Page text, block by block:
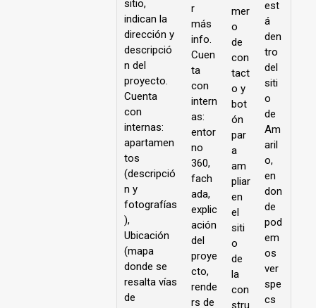
sitio,
indican la
dirección y
descripció
n del
proyecto.
Cuenta
con
internas:
apartamen
tos
(descripció
n y
fotografías
),
Ubicación
(mapa
donde se
resalta vías
de
r
más
info.
Cuen
ta
con
intern
as:
entor
no
360,
fach
ada,
explic
ación
del
proye
cto,
rende
rs de
mer
o
de
con
tact
o y
bot
ón
par
a
am
pliar
en
el
siti
o
de
la
con
est
á
den
tro
del
siti
o
de
Am
aril
o,
en
don
de
pod
em
os
ver
spe
cs